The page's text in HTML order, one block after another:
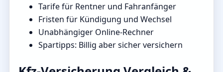
Tarife für Rentner und Fahranfänger
Fristen für Kündigung und Wechsel
Unabhängiger Online-Rechner
Spartipps: Billig aber sicher versichern